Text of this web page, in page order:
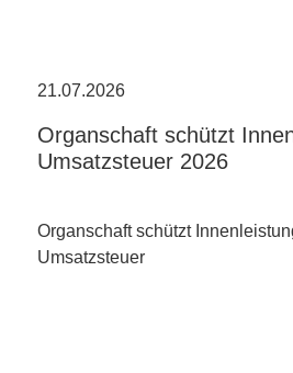
21.07.2026
Organschaft schützt
Umsatzsteuer 2026
Organschaft schützt
Umsatzsteuer